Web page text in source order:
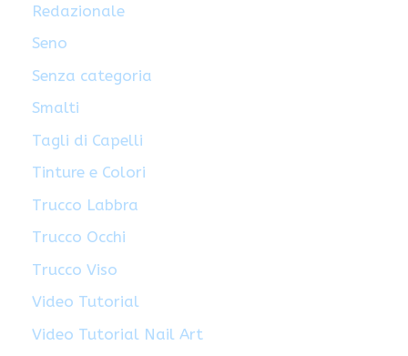
Redazionale
Seno
Senza categoria
Smalti
Tagli di Capelli
Tinture e Colori
Trucco Labbra
Trucco Occhi
Trucco Viso
Video Tutorial
Video Tutorial Nail Art